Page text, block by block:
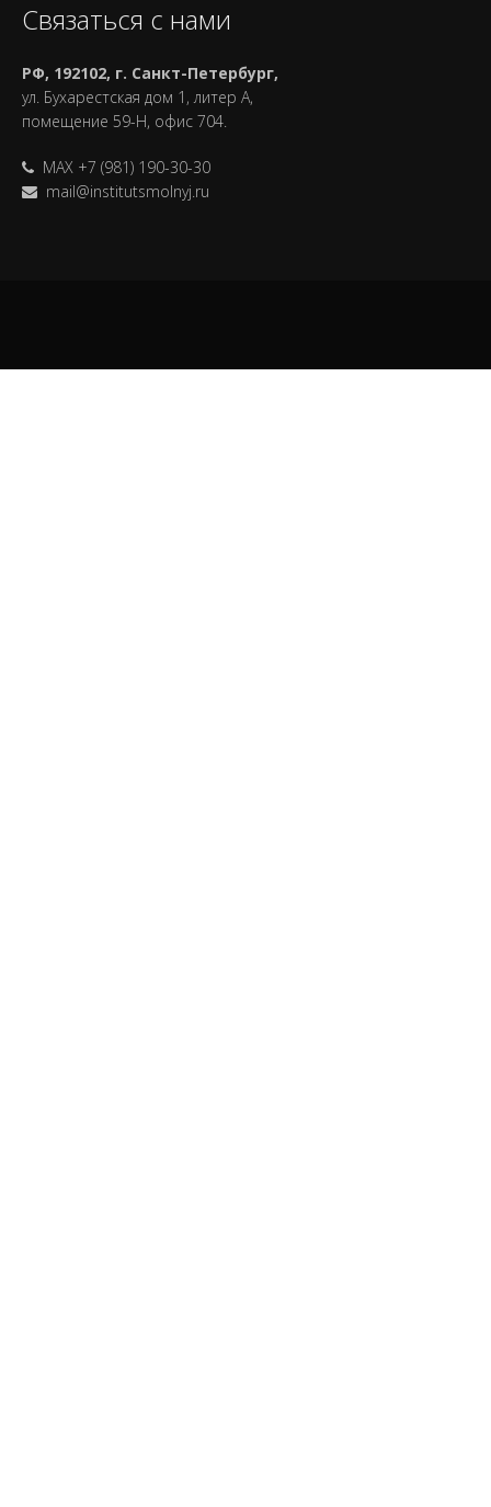
Связаться с нами
РФ, 192102, г. Санкт-Петербург,
ул. Бухарестская дом 1, литер А,
помещение 59-Н, офис 704.
MAX +7 (981) 190-30-30
mail@institutsmolnyj.ru